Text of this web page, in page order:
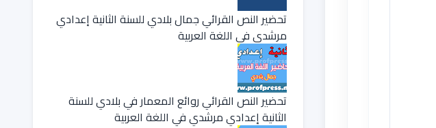
تحضير النص القرائي جمال بلادي للسنة الثانية إعدادي
مرشدي في اللغة العربية
تحضير النص القرائي روائع المعمار في بلادي للسنة
الثانية إعدادي مرشدي في اللغة العربية